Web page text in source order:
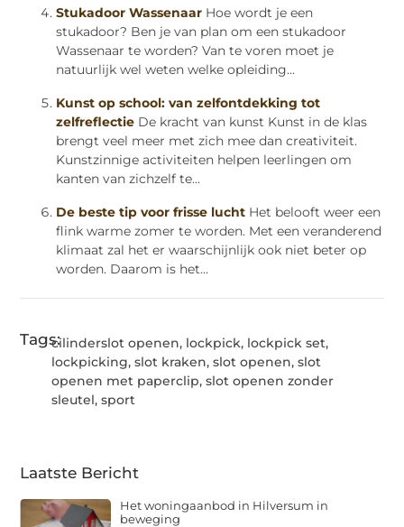
Stukadoor Wassenaar Hoe wordt je een
stukadoor? Ben je van plan om een stukadoor
Wassenaar te worden? Van te voren moet je
natuurlijk wel weten welke opleiding...
Kunst op school: van zelfontdekking tot
zelfreflectie De kracht van kunst Kunst in de klas
brengt veel meer met zich mee dan creativiteit.
Kunstzinnige activiteiten helpen leerlingen om
kanten van zichzelf te...
De beste tip voor frisse lucht Het belooft weer een
flink warme zomer te worden. Met een veranderend
klimaat zal het er waarschijnlijk ook niet beter op
worden. Daarom is het...
Tags:cilinderslot openen, lockpick, lockpick set,
lockpicking, slot kraken, slot openen, slot
openen met paperclip, slot openen zonder
sleutel, sport
Laatste Bericht
Het woningaanbod in Hilversum in
beweging